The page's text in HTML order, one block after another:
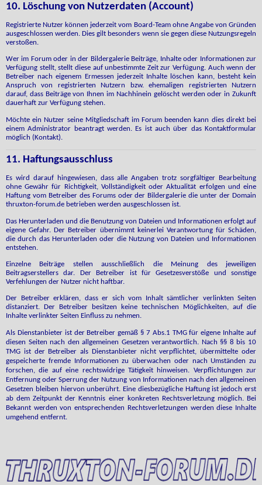
10. Löschung von Nutzerdaten (Account)
Registrierte Nutzer können jederzeit vom Board-Team ohne Angabe von Gründen
ausgeschlossen werden. Dies gilt besonders wenn sie gegen diese Nutzungsregeln
verstoßen.
Wer im Forum oder in der Bildergalerie Beiträge, Inhalte oder Informationen zur
Verfügung stellt, stellt diese auf unbestimmte Zeit zur Verfügung. Auch wenn der
Betreiber nach eigenem Ermessen jederzeit Inhalte löschen kann, besteht kein
Anspruch von registrierten Nutzern bzw. ehemaligen registrierten Nutzern
darauf, dass Beiträge von Ihnen im Nachhinein gelöscht werden oder in Zukunft
dauerhaft zur Verfügung stehen.
Möchte ein Nutzer seine Mitgliedschaft im Forum beenden kann dies direkt bei
einem Administrator beantragt werden. Es ist auch über das Kontaktformular
möglich (Kontakt).
11. Haftungsausschluss
Es wird darauf hingewiesen, dass alle Angaben trotz sorgfältiger Bearbeitung
ohne Gewähr für Richtigkeit, Vollständigkeit oder Aktualität erfolgen und eine
Haftung vom Betreiber des Forums oder der Bildergalerie die unter der Domain
thruxton-forum.de betrieben werden ausgeschlossen ist.
Das Herunterladen und die Benutzung von Dateien und Informationen erfolgt auf
eigene Gefahr. Der Betreiber übernimmt keinerlei Verantwortung für Schäden,
die durch das Herunterladen oder die Nutzung von Dateien und Informationen
entstehen.
Einzelne Beiträge stellen ausschließlich die Meinung des jeweiligen
Beitragserstellers dar. Der Betreiber ist für Gesetzesverstöße und sonstige
Verfehlungen der Nutzer nicht haftbar.
Der Betreiber erklären, dass er sich vom Inhalt sämtlicher verlinkten Seiten
distanziert. Der Betreiber besitzen keine technischen Möglichkeiten, auf die
Inhalte verlinkter Seiten Einfluss zu nehmen.
Als Dienstanbieter ist der Betreiber gemäß § 7 Abs.1 TMG für eigene Inhalte auf
diesen Seiten nach den allgemeinen Gesetzen verantwortlich. Nach §§ 8 bis 10
TMG ist der Betreiber als Dienstanbieter nicht verpflichtet, übermittelte oder
gespeicherte fremde Informationen zu überwachen oder nach Umständen zu
forschen, die auf eine rechtswidrige Tätigkeit hinweisen. Verpflichtungen zur
Entfernung oder Sperrung der Nutzung von Informationen nach den allgemeinen
Gesetzen bleiben hiervon unberührt. Eine diesbezügliche Haftung ist jedoch erst
ab dem Zeitpunkt der Kenntnis einer konkreten Rechtsverletzung möglich. Bei
Bekannt werden von entsprechenden Rechtsverletzungen werden diese Inhalte
umgehend entfernt.